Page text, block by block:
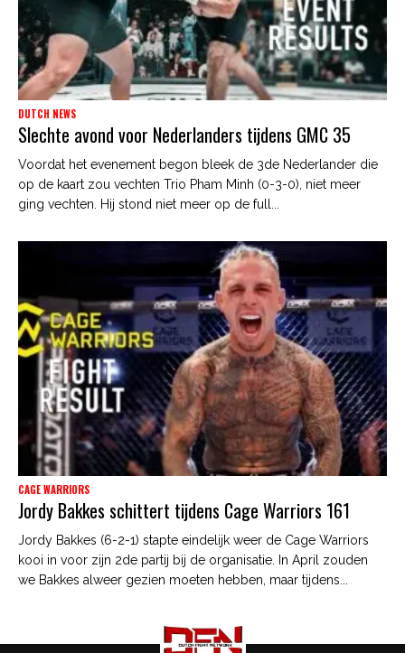
DUTCH NEWS
Slechte avond voor Nederlanders tijdens GMC 35
Voordat het evenement begon bleek de 3de Nederlander die
op de kaart zou vechten Trio Pham Minh (0-3-0), niet meer
ging vechten. Hij stond niet meer op de full...
CAGE WARRIORS
Jordy Bakkes schittert tijdens Cage Warriors 161
Jordy Bakkes (6-2-1) stapte eindelijk weer de Cage Warriors
kooi in voor zijn 2de partij bij de organisatie. In April zouden
we Bakkes alweer gezien moeten hebben, maar tijdens...